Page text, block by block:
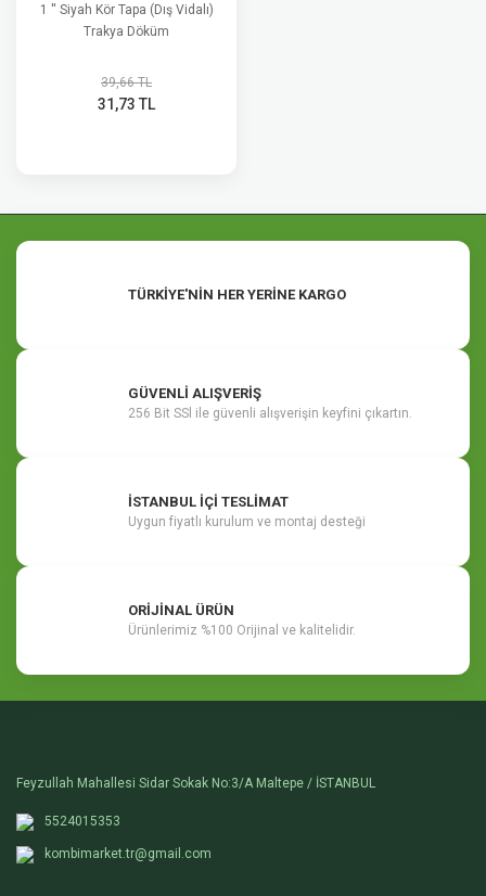
1 '' Siyah Kör Tapa (Dış Vidalı)
Trakya Döküm
39,66 TL
31,73 TL
TÜRKİYE'NİN HER YERİNE KARGO
GÜVENLİ ALIŞVERİŞ
256 Bit SSl ile güvenli alışverişin keyfini çıkartın.
İSTANBUL İÇİ TESLİMAT
Uygun fiyatlı kurulum ve montaj desteği
ORİJİNAL ÜRÜN
Ürünlerimiz %100 Orijinal ve kalitelidir.
Feyzullah Mahallesi Sidar Sokak No:3/A Maltepe / İSTANBUL
5524015353
kombimarket.tr@gmail.com